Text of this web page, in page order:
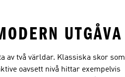
UTGÅVA
av två världar. Klassiska skor som
oavsett nivå hittar exempelvis